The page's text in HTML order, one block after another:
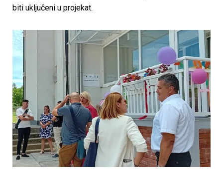
biti uključeni u projekat.